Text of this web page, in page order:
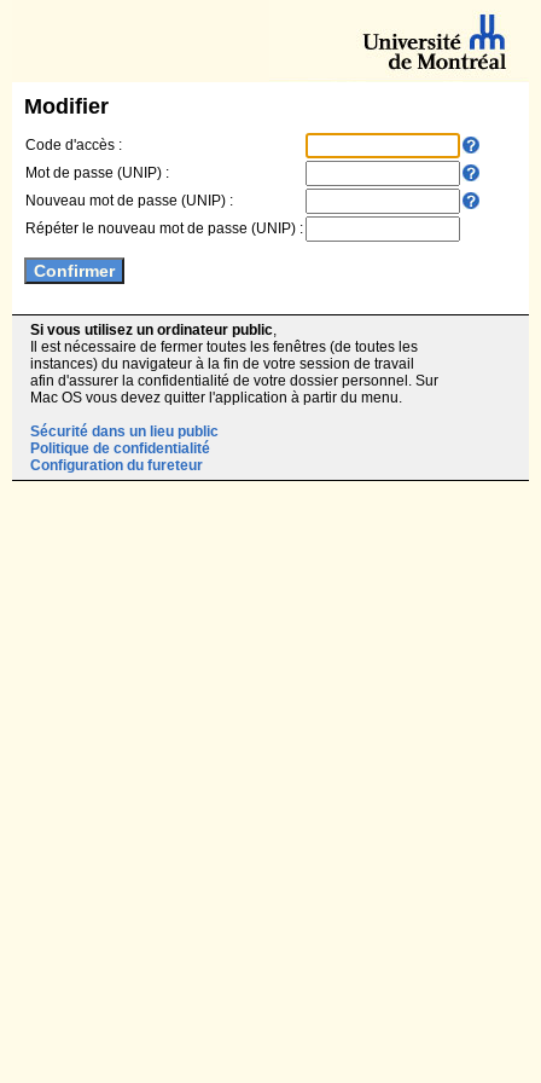
Modifier
Code d'accès :
Mot de passe (UNIP) :
Nouveau mot de passe (UNIP) :
Répéter le nouveau mot de passe (UNIP) :
Si vous utilisez un ordinateur public,
Il est nécessaire de fermer toutes les fenêtres (de toutes les
instances) du navigateur à la fin de votre session de travail
afin d'assurer la confidentialité de votre dossier personnel. Sur
Mac OS vous devez quitter l'application à partir du menu.
Sécurité dans un lieu public
Politique de confidentialité
Configuration du fureteur